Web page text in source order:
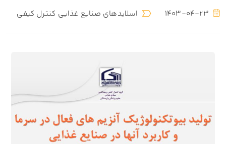
1403-04-23 اسلایدهای صنایع غذایی کنترل کیفی